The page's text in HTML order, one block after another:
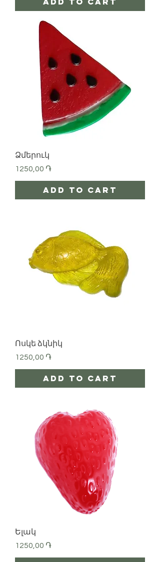
Ձմերուկ
Price
1250,00 ֏
Add to Cart
Ոսկե ձկնիկ
Price
1250,00 ֏
Add to Cart
Ելակ
Price
1250,00 ֏